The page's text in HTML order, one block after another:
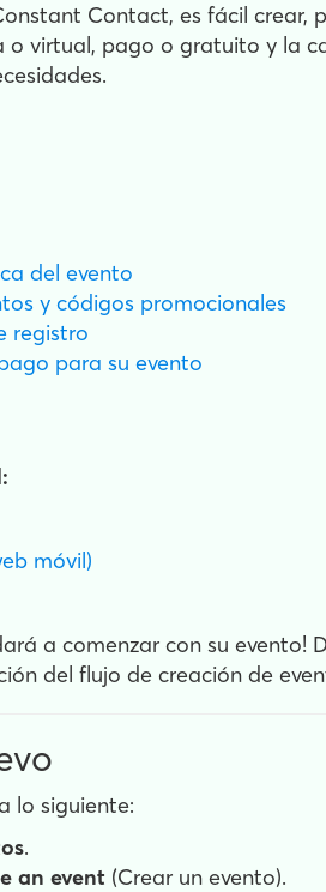
Contact, es fácil
o virtual, pago o gratuito y la
del evento
y códigos promocionales
registro
para su evento
móvil)
a comenzar con su
del flujo de creación de
lo siguiente:
.
an event (Crear un evento).